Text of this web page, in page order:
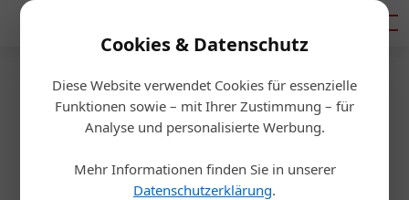
Cookies & Datenschutz
Diese Website verwendet Cookies für essenzielle
Funktionen sowie – mit Ihrer Zustimmung – für
Analyse und personalisierte Werbung.
Mehr Informationen finden Sie in unserer
Datenschutzerklärung.
Startseite/Getränke
Weingut zahlt Investoren
flüssige Dividende